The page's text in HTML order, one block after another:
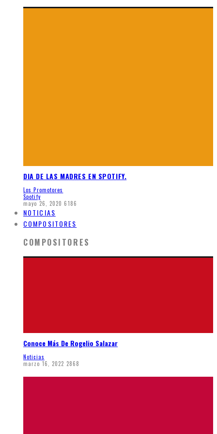
DIA DE LAS MADRES EN SPOTIFY.
Los Promotores
Spotify
mayo 26, 2020 6186
NOTICIAS
COMPOSITORES
COMPOSITORES
Conoce Más De Rogelio Salazar
Noticias
marzo 16, 2022 2868